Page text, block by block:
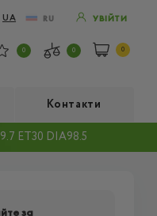
UA RU УВІЙТИ
0 0 0
Контакти
ET30 DIA98.5
за